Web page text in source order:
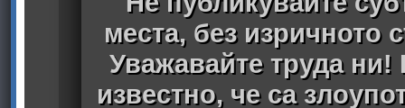
места, без изричното
Уважавайте труда ни!
известно, че са